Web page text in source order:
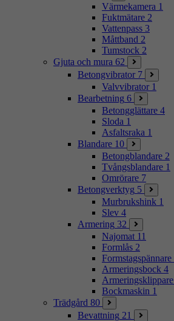
Värmekamera 1
Fuktmätare 2
Vattenpass 3
Måttband 2
Tumstock 2
Gjuta och mura 62
Betongvibrator 7
Valvvibrator 1
Bearbetning 6
Betongglättare 4
Sloda 1
Asfaltsraka 1
Blandare 10
Betongblandare 2
Tvångsblandare 1
Omrörare 7
Betongverktyg 5
Murbrukshink 1
Slev 4
Armering 32
Najomat 11
Formlås 2
Formstagspännare
Armeringsbock 4
Armeringsklippare
Bockmaskin 1
Trädgård 80
Bevattning 21